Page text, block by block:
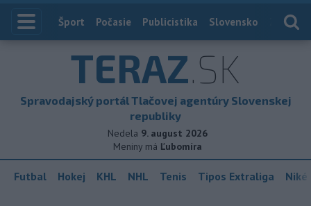
Index
Šport Počasie Publicistika Slovensko
TERAZ.SK
Spravodajský portál Tlačovej agentúry Slovenskej
republiky
Nedela 9. august 2026
Meniny má Ľubomíra
Futbal Hokej KHL NHL Tenis Tipos Extraliga